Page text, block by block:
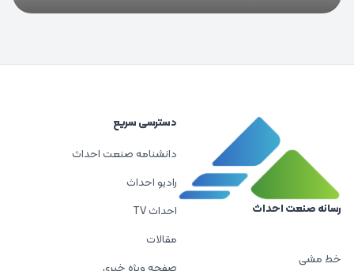
رسانه صنعت احداث
خط مشی
دسترسی سریع
دانشنامه صنعت احداث
رادیو احداث
احداث TV
مقالات